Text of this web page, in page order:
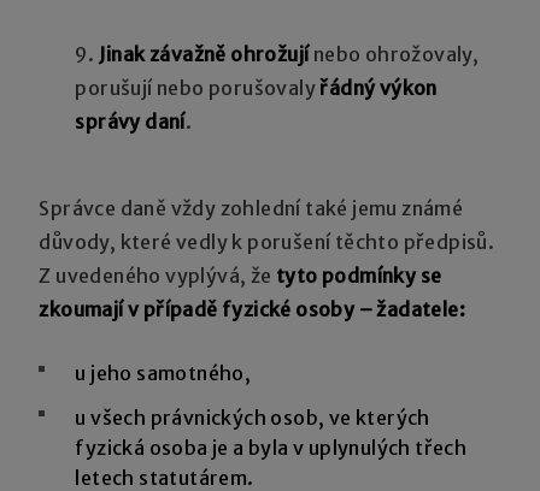
9. Jinak závažně ohrožujínebo ohrožovaly,
porušují nebo porušovalyřádný výkon
správy daní.
Správce daně vždy zohlední také jemu známé
důvody, které vedly k porušení těchto předpisů.
Z uvedeného vyplývá, že tyto podmínky se
zkoumají v případě fyzické osoby – žadatele:
u jeho samotného,
u všech právnických osob, ve kterých
fyzická osoba je a byla v uplynulých třech
letech statutárem.